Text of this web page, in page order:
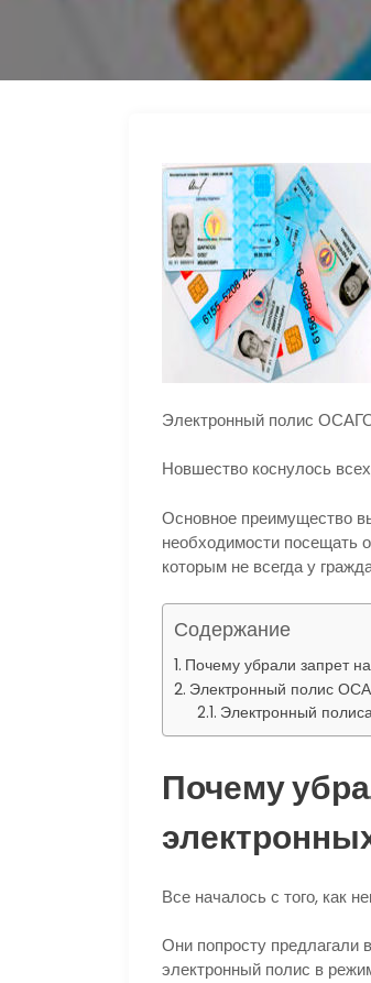
Электронный полис
Новшество коснулось
Основное преимущество
необходимости посещать
которым не всегда у
Содержание
Почему убрали запрет
Электронный полис
Электронный
Почему
Все началось с того, как
Они попросту предлагали
электронный полис в
а